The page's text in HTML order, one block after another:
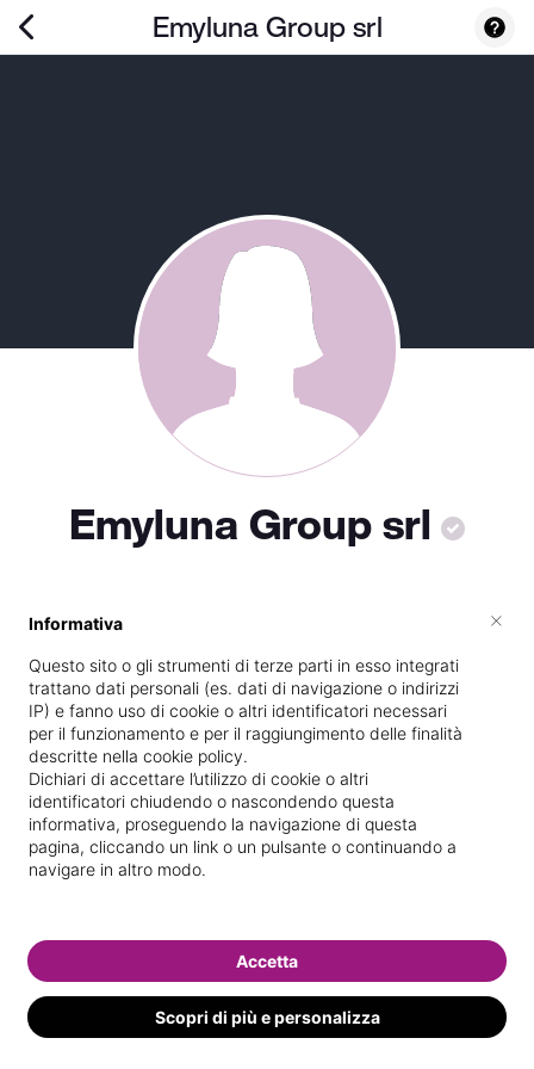
Emyluna Group srl
Emyluna Group srl
Specializzata inMassaggi del
benessere
Vedi le informazioni di Emyluna
Informativa
Questo sito o gli strumenti di terze parti in esso integrati
trattano dati personali (es. dati di navigazione o indirizzi
IP) e fanno uso di cookie o altri identificatori necessari
per il funzionamento e per il raggiungimento delle finalità
descritte nella cookie policy.
Dichiari di accettare l’utilizzo di cookie o altri
identificatori chiudendo o nascondendo questa
informativa, proseguendo la navigazione di questa
pagina, cliccando un link o un pulsante o continuando a
navigare in altro modo.
Scopri di più e personalizza
Accetta
×